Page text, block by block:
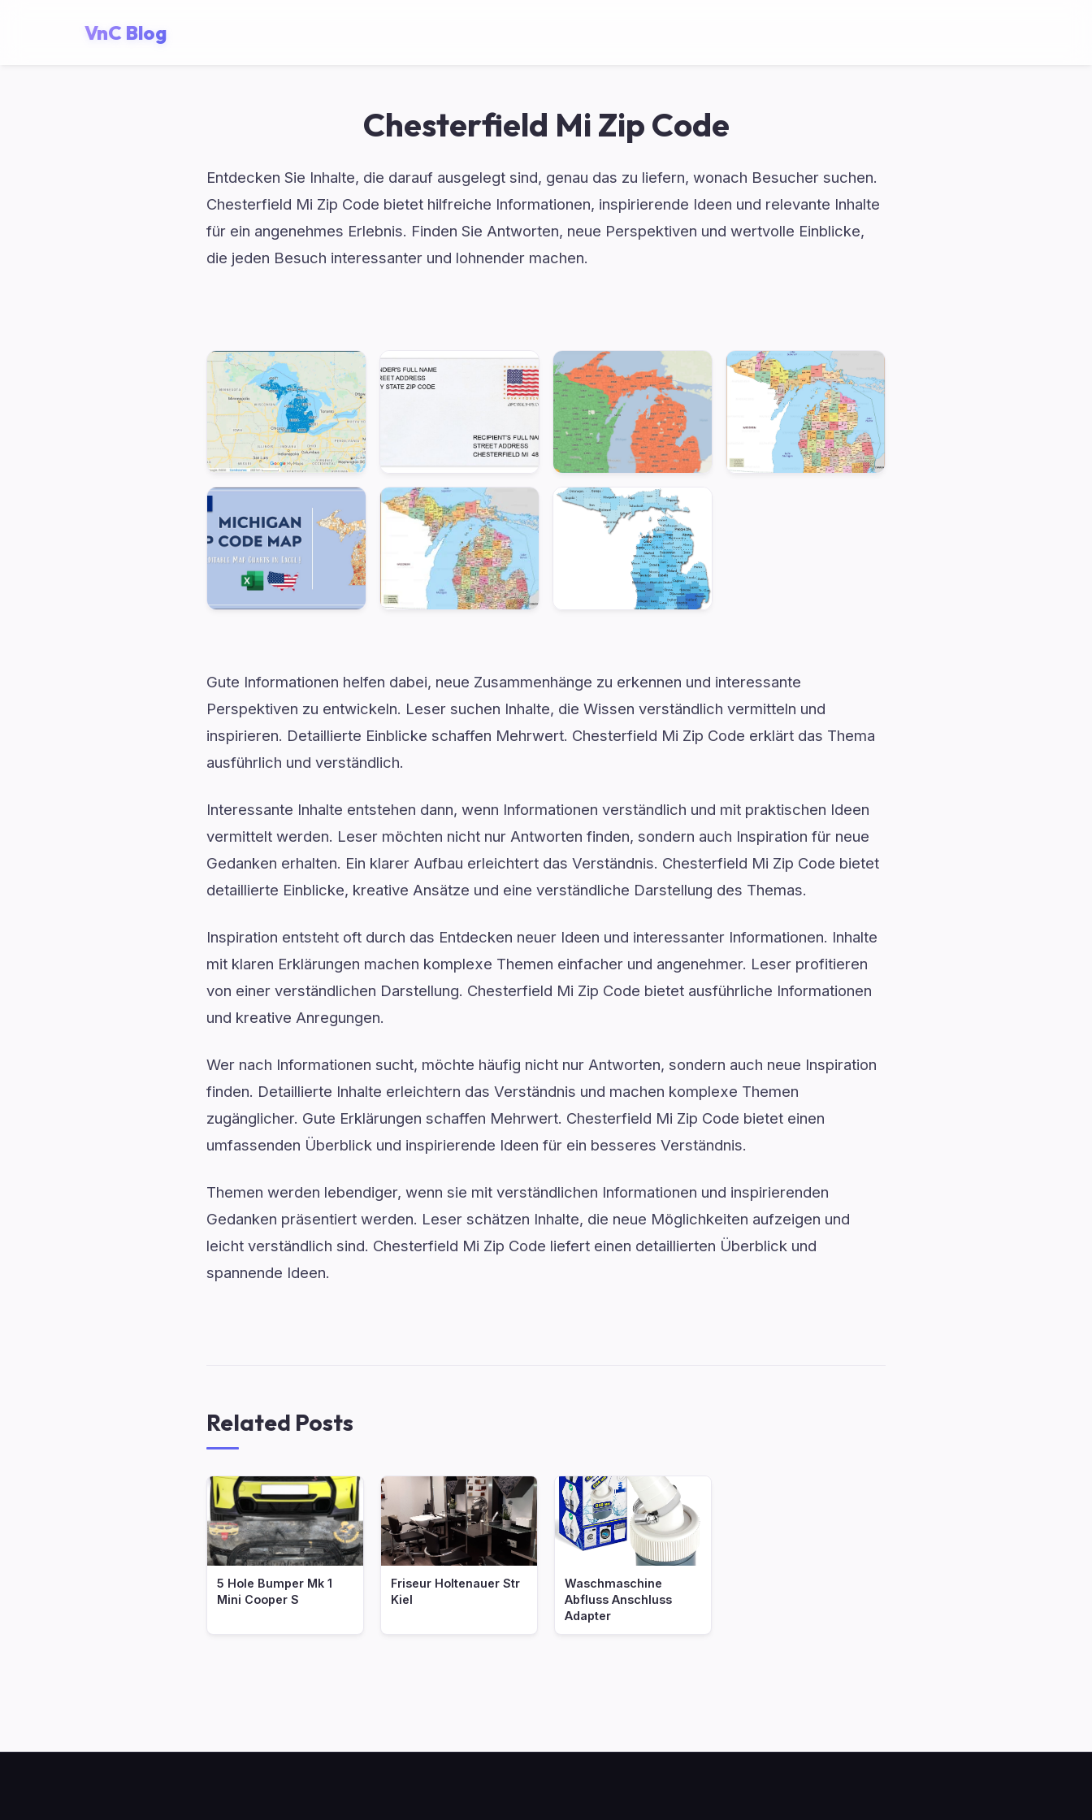
VnC Blog
Chesterfield Mi Zip Code
Entdecken Sie Inhalte, die darauf ausgelegt sind, genau das zu liefern, wonach Besucher suchen.
Chesterfield Mi Zip Code bietet hilfreiche Informationen, inspirierende Ideen und relevante Inhalte
für ein angenehmes Erlebnis. Finden Sie Antworten, neue Perspektiven und wertvolle Einblicke,
die jeden Besuch interessanter und lohnender machen.
Gute Informationen helfen dabei, neue Zusammenhänge zu erkennen und interessante
Perspektiven zu entwickeln. Leser suchen Inhalte, die Wissen verständlich vermitteln und
inspirieren. Detaillierte Einblicke schaffen Mehrwert. Chesterfield Mi Zip Code erklärt das Thema
ausführlich und verständlich.
Interessante Inhalte entstehen dann, wenn Informationen verständlich und mit praktischen Ideen
vermittelt werden. Leser möchten nicht nur Antworten finden, sondern auch Inspiration für neue
Gedanken erhalten. Ein klarer Aufbau erleichtert das Verständnis. Chesterfield Mi Zip Code bietet
detaillierte Einblicke, kreative Ansätze und eine verständliche Darstellung des Themas.
Inspiration entsteht oft durch das Entdecken neuer Ideen und interessanter Informationen. Inhalte
mit klaren Erklärungen machen komplexe Themen einfacher und angenehmer. Leser profitieren
von einer verständlichen Darstellung. Chesterfield Mi Zip Code bietet ausführliche Informationen
und kreative Anregungen.
Wer nach Informationen sucht, möchte häufig nicht nur Antworten, sondern auch neue Inspiration
finden. Detaillierte Inhalte erleichtern das Verständnis und machen komplexe Themen
zugänglicher. Gute Erklärungen schaffen Mehrwert. Chesterfield Mi Zip Code bietet einen
umfassenden Überblick und inspirierende Ideen für ein besseres Verständnis.
Themen werden lebendiger, wenn sie mit verständlichen Informationen und inspirierenden
Gedanken präsentiert werden. Leser schätzen Inhalte, die neue Möglichkeiten aufzeigen und
leicht verständlich sind. Chesterfield Mi Zip Code liefert einen detaillierten Überblick und
spannende Ideen.
Related Posts
5 Hole Bumper Mk 1
Mini Cooper S
Friseur Holtenauer Str
Kiel
Waschmaschine
Abfluss Anschluss
Adapter